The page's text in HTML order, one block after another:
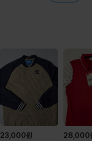
23,000원 28,000